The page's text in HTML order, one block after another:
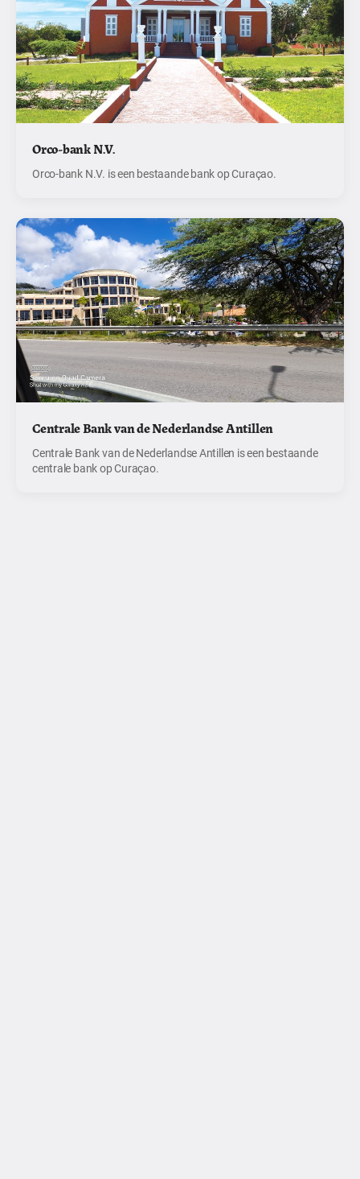
Orco-bank N.V.
Orco-bank N.V. is een bestaande bank op Curaçao.
Centrale Bank van de Nederlandse Antillen
Centrale Bank van de Nederlandse Antillen is een bestaande
centrale bank op Curaçao.